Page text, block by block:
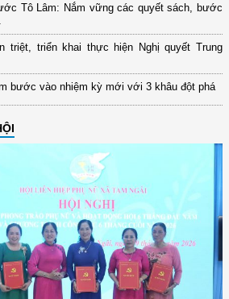
Tô Lâm: Nắm vững các quyết sách, bước
triệt, triển khai thực hiện Nghị quyết Trung
bước vào nhiệm kỳ mới với 3 khâu đột phá